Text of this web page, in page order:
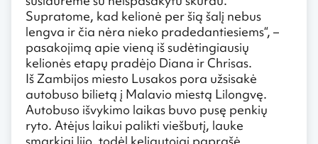
Supratome, kad kelionė per šią šalį nebus
lengva ir čia nėra nieko pradedantiesiems“, –
pasakojimą apie vieną iš sudėtingiausių
kelionės etapų pradėjo Diana ir Chrisas.
Iš Zambijos miesto Lusakos pora užsisakė
autobuso bilietą į Malavio miestą Lilongvę.
Autobuso išvykimo laikas buvo pusę penkių
ryto. Atėjus laikui palikti viešbutį, lauke